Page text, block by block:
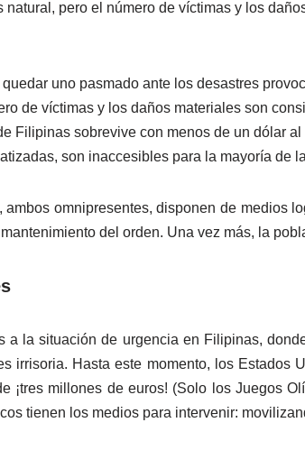
natural, pero el número de víctimas y los
uno pasmado ante los desastres
de víctimas y los daños materiales son
Filipinas sobrevive con menos de un dólar
son inaccesibles para la mayoría de
omnipresentes, disponen de medios
del orden. Una vez más, la
a la situación de urgencia en Filipinas,
irrisoria. Hasta este momento, los
¡tres millones de euros! (Solo los Juegos
tienen los medios para intervenir: